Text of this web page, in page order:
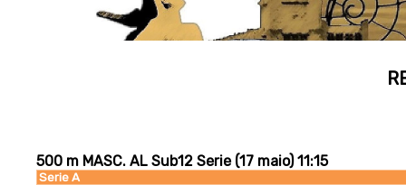
Serie A
500 m MASC. AL Sub12 Serie (17 maio) 11:15